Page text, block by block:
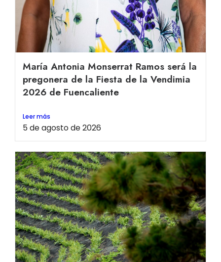
María Antonia Monserrat Ramos será la
pregonera de la Fiesta de la Vendimia
2026 de Fuencaliente
Leer más
5 de agosto de 2026